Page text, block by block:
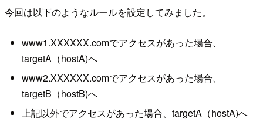
今回は以下のようなルールを設定してみました。
www1.XXXXXX.comでアクセスがあった場合、
targetA（hostA)へ
www2.XXXXXX.comでアクセスがあった場合、
targetB（hostB)へ
上記以外でアクセスがあった場合、targetA（hostA)へ